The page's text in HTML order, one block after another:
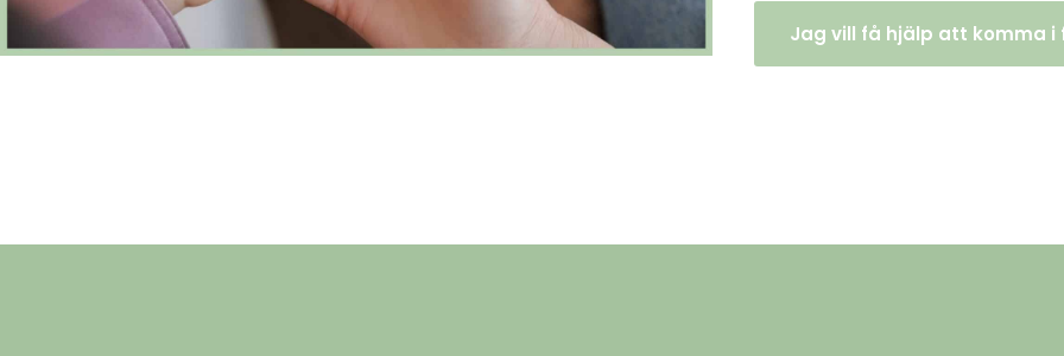
Jag vill få hjälp att komma i